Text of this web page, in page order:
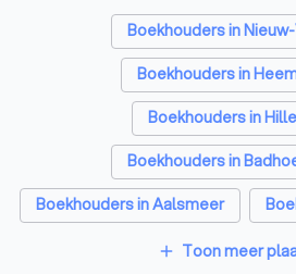
Grafisch ontwerpers in
Reclamebureaus in
Koffieautomaat leveranciers
Accountants in
Boekhouders in
Boekhouders in
Boekhouders in
Boekhouders in
Boekhouders in Aalsmeer
Boekhouders in Lisse
add Toon meer